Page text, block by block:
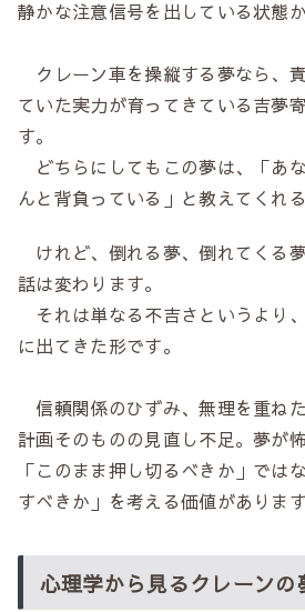
静かな注意信号を出している状態
クレーン車を操縦する夢なら、
ていた実力が育ってきている吉夢
す。
どちらにしてもこの夢は、「あ
んと背負っている」と教えてくれる
けれど、倒れる夢、倒れてくる
話は変わります。
それは単なる不吉さというより
に出てきた形です。
信頼関係のひずみ、無理を重ね
計画そのものの見直し不足。夢が
「このまま押し切るべきか」では
すべきか」を考える価値があります
心理学から見るクレーンの